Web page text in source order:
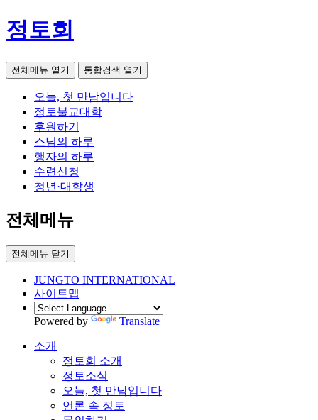
정토회
전체메뉴 열기 통합검색 열기
오늘, 첫 만남입니다
정토불교대학
후원하기
스님의 하루
행자의 하루
수련신청
청년·대학생
전체메뉴
전체메뉴 닫기
JUNGTO INTERNATIONAL
사이트맵
Powered by Translate
소개
정토회 소개
정토소식
오늘, 첫 만남입니다
언론 속 정토